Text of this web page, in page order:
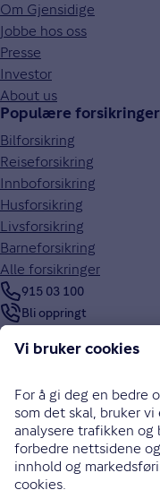
Om Gjensidige
Jobbe hos oss
Presse
Investor
About us
Populære forsikringer
Bilforsikring
Reiseforsikring
Innboforsikring
Husforsikring
Livsforsikring
Barneforsikring
Alle forsikringer
915 03 100
Bli oppringt
LinkedIn
Endre cookieinnstillinger
Informasjonskapsler
Personvern og sikkerhet
Vilkår for bruk av nettsidene